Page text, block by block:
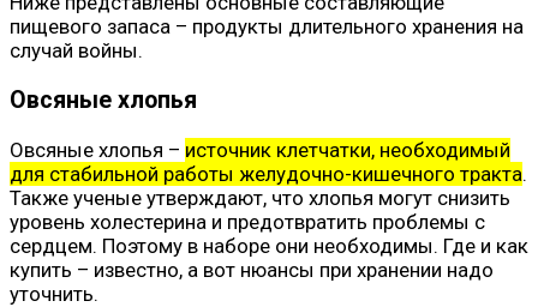
пищевого запаса – продукты длительного хранения на
случай войны.
Овсяные хлопья
Овсяные хлопья – источник клетчатки, необходимый
для стабильной работы желудочно-кишечного тракта.
Также ученые утверждают, что хлопья могут снизить
уровень холестерина и предотвратить проблемы с
сердцем. Поэтому в наборе они необходимы. Где и как
купить – известно, а вот нюансы при хранении надо
уточнить.